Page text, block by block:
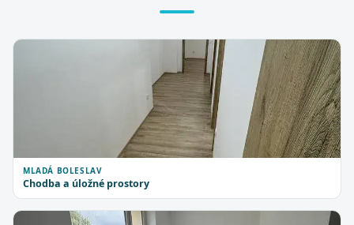
MLADÁ BOLESLAV
Chodba a úložné prostory